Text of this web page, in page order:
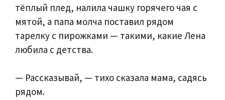
тёплый плед, налила чашку горячего чая с
мятой, а папа молча поставил рядом
тарелку с пирожками — такими, какие Лена
любила с детства.
— Рассказывай, — тихо сказала мама, садясь
рядом.